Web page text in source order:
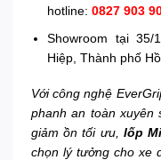
hotline:0827 903
Showroom tại
Hiệp, Thành phố
Với công nghệ
phanh an toàn xuyên
giảm ồn tối ưu, lốp
chọn lý tưởng cho xe